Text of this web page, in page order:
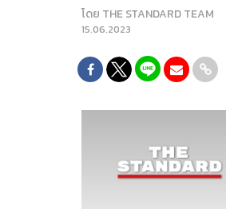
โดย THE STANDARD TEAM
15.06.2023